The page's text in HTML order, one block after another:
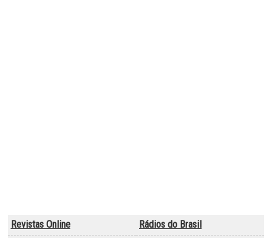
Revistas Online
Rádios do Brasil